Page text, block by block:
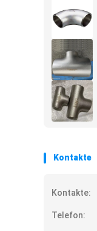
Kontakte
Kontakte:
Telefon: